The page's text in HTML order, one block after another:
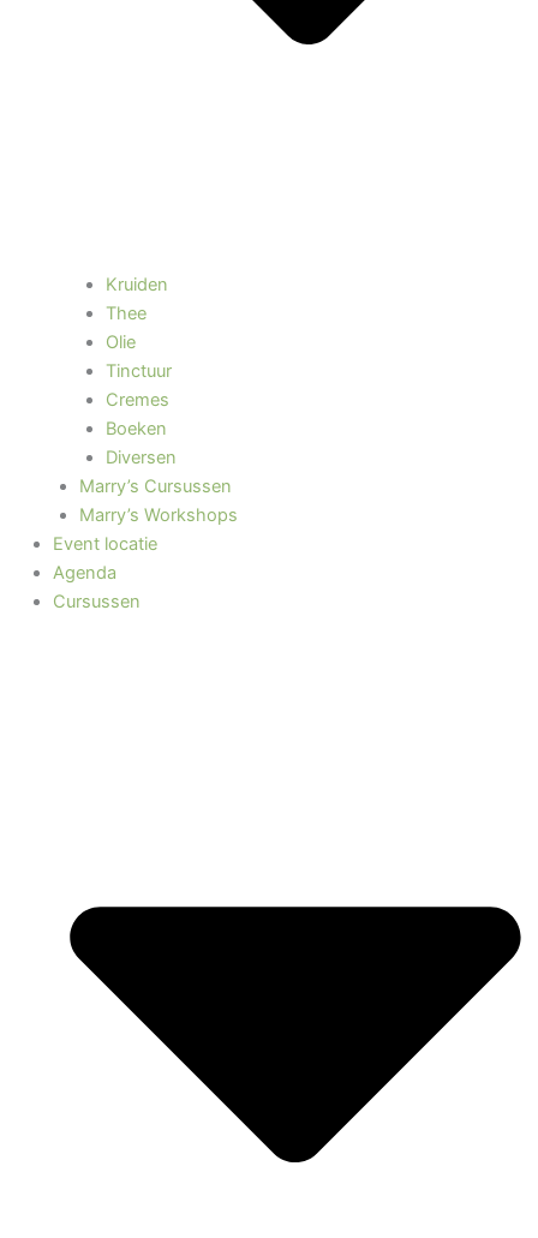
Kruiden
Thee
Olie
Tinctuur
Cremes
Boeken
Diversen
Marry’s Cursussen
Marry’s Workshops
Event locatie
Agenda
Cursussen